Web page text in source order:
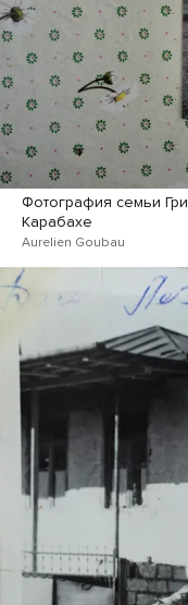
Фотография семьи
Карабахе
Aurelien Goubau